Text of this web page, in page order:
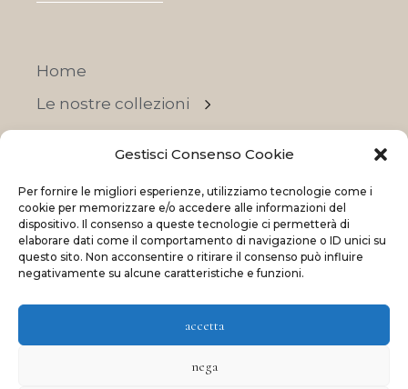
Gestisci Consenso Cookie
Per fornire le migliori esperienze, utilizziamo tecnologie come i
cookie per memorizzare e/o accedere alle informazioni del
dispositivo. Il consenso a queste tecnologie ci permetterà di
elaborare dati come il comportamento di navigazione o ID unici su
questo sito. Non acconsentire o ritirare il consenso può influire
negativamente su alcune caratteristiche e funzioni.
accetta
nega
Home
Le nostre collezioni
OFFERTE
© 2023 La Maison Des Reves | All rights reserved
and by